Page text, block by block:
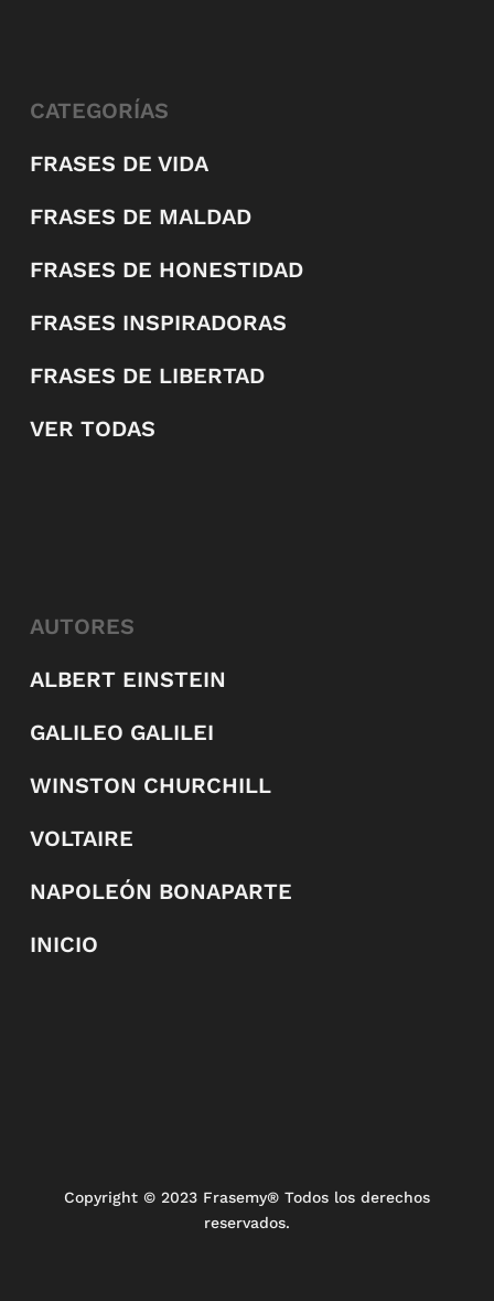
CATEGORÍAS
FRASES DE VIDA
FRASES DE MALDAD
FRASES DE HONESTIDAD
FRASES INSPIRADORAS
FRASES DE LIBERTAD
VER TODAS
AUTORES
ALBERT EINSTEIN
GALILEO GALILEI
WINSTON CHURCHILL
VOLTAIRE
NAPOLEÓN BONAPARTE
INICIO
Copyright © 2023 Frasemy® Todos los derechos
reservados.